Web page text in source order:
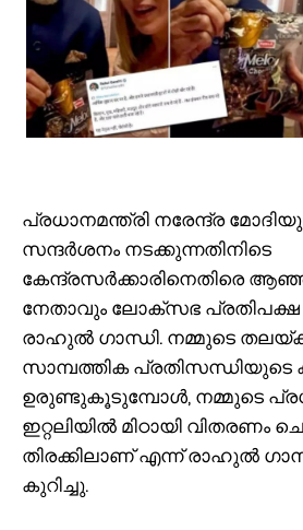
പ്രധാനമന്ത്രി നരേന്ദ്ര
സന്ദർശനം നടക്കുന്നതിനിടെ
കേന്ദ്രസർക്കാരിനെതിരെ
നേതാവും ലോക്സഭ
രാഹുൽ ഗാന്ധി. നമ്മുടെ
സാമ്പത്തിക പ്രതിസന്ധിയുടെ
ഉരുണ്ടുകൂടുമ്പോൾ, നമ്മുടെ
ഇറ്റലിയിൽ മിഠായി വിതരണം
തിരക്കിലാണ് എന്ന് രാഹുൽ
കുറിച്ചു.